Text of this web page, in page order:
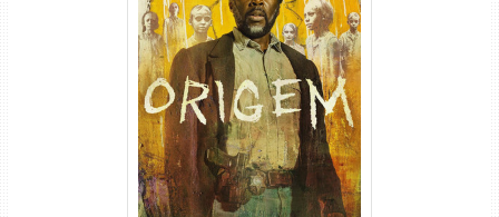
Origem 4ª Temporada Torrent
(2026) WEB-DL 1080p/4K
Dual Áudio